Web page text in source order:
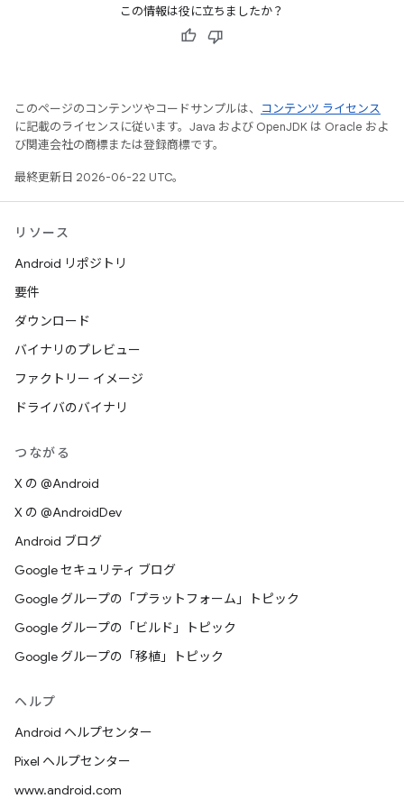
この情報は役に立ちましたか？
このページのコンテンツやコードサンプルは、
コンテンツ ライセンス
に記載のライセンスに従います。Java および OpenJDK は Oracle およ
び関連会社の商標または登録商標です。
最終更新日 2026-06-22 UTC。
リソース
Android リポジトリ
要件
ダウンロード
バイナリのプレビュー
ファクトリー イメージ
ドライバのバイナリ
つながる
X の @Android
X の @AndroidDev
Android ブログ
Google セキュリティ ブログ
Google グループの「プラットフォーム」トピック
Google グループの「ビルド」トピック
Google グループの「移植」トピック
ヘルプ
Android ヘルプセンター
Pixel ヘルプセンター
www.android.com